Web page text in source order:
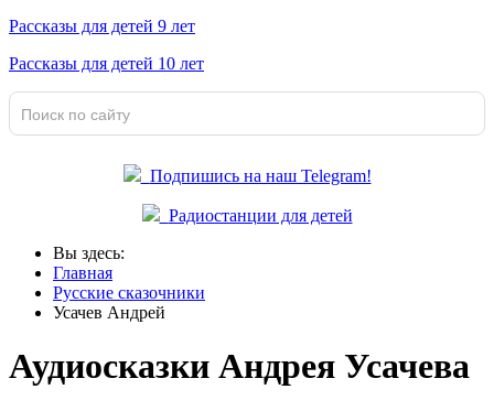
Рассказы для детей 9 лет
Рассказы для детей 10 лет
Подпишись на наш Telegram!
Радиостанции для детей
Вы здесь:
Главная
Русские сказочники
Усачев Андрей
Аудиосказки Андрея Усачева